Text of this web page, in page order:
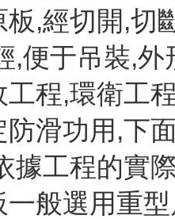
,經切開,切
,便于吊裝,
程,環衛工
滑功用,下
據工程的實
般選用重